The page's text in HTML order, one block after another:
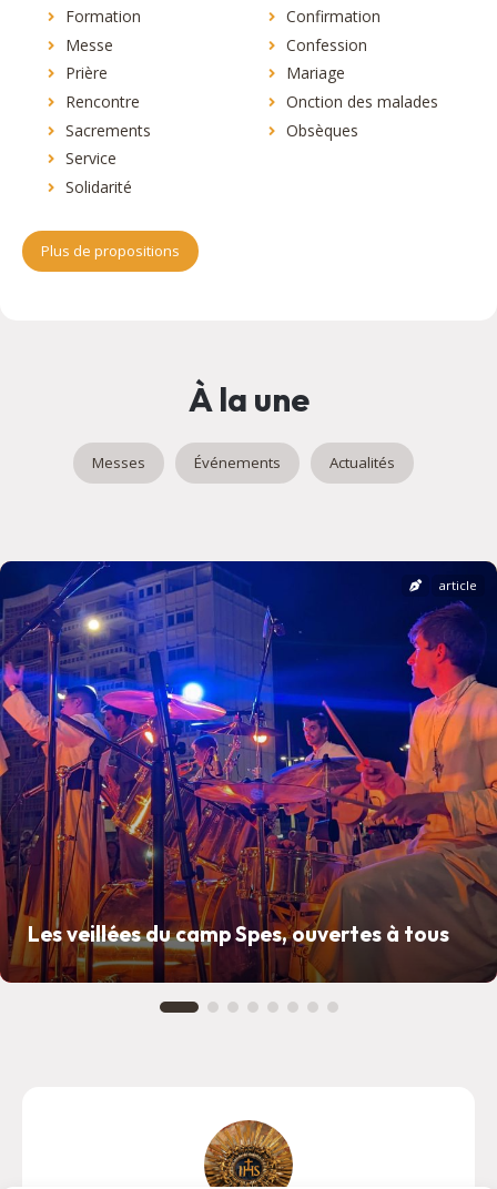
Formation
Messe
Prière
Rencontre
Sacrements
Service
Solidarité
Confirmation
Confession
Mariage
Onction des malades
Obsèques
Plus de propositions
À la une
Messes Événements Actualités
Les veillées du camp Spes, ouvertes à tous
article